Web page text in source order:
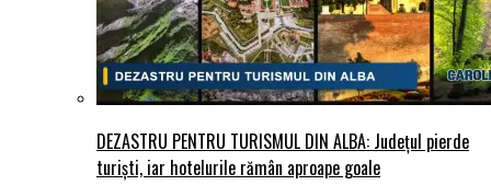
DEZASTRU PENTRU TURISMUL DIN ALBA: Județul pierde
turiști, iar hotelurile rămân aproape goale